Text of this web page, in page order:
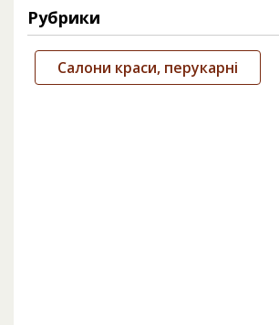
Рубрики
Салони краси, перукарні